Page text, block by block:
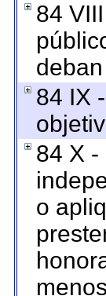
84
84 IX
84 X -
o